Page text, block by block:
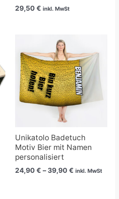
29,50 € inkl. MwSt
Unikatolo Badetuch
Motiv Bier mit Namen
personalisiert
24,90 € –39,90 €
bis
39,90 €
inkl. MwSt